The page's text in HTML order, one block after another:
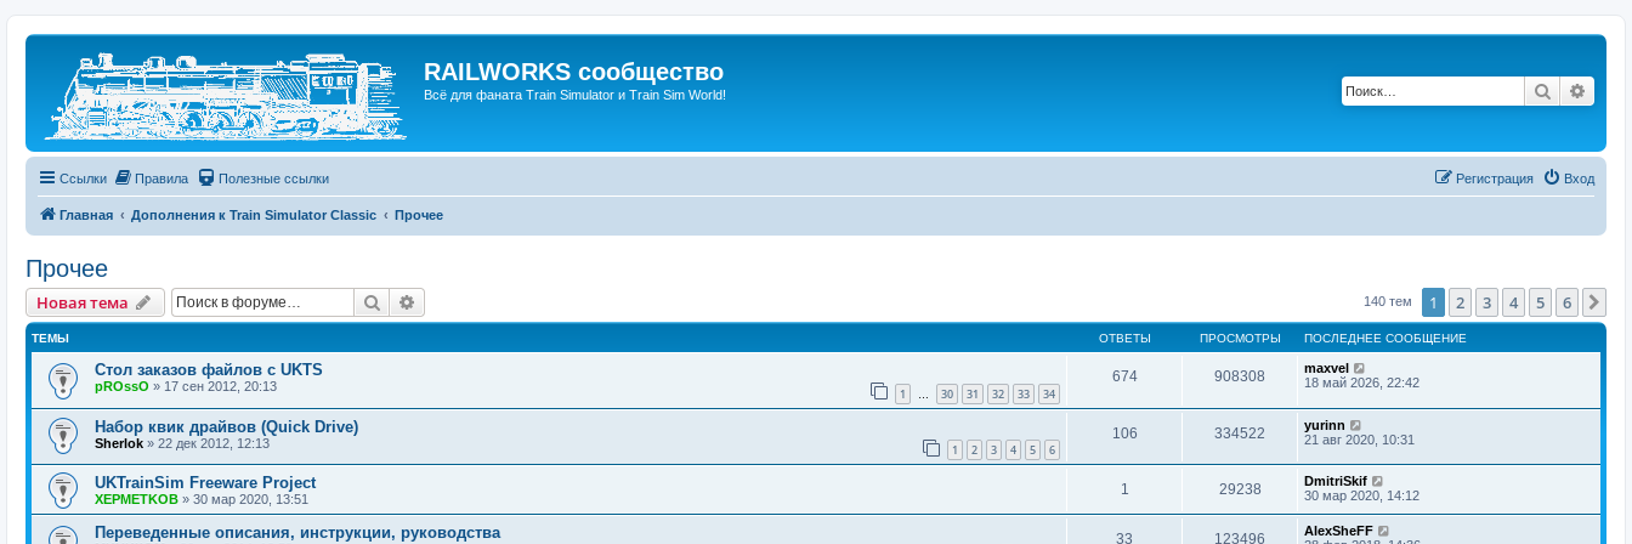
RAILWORKS сообщество
Всё для фаната Train Simulator и Train Sim World! Поиск
Ссылки Правила Полезные ссылки Вход
Регистрация
Главная Дополнения к Train Simulator Classic Прочее
Прочее
Новая тема Поиск 140 тем 1 2 3 4 5 6
ТЕМЫ ОТВЕТЫ ПРОСМОТРЫ ПОСЛЕДНЕЕ СООБЩЕНИЕ
Стол заказов файлов с UKTS
pROssO » 17 сен 2012, 20:13 1 … 30 31 32 33 34
674 908308
maxvel
18 май 2026, 22:42
Набор квик драйвов (Quick Drive)
Sherlok » 22 дек 2012, 12:13 1 2 3 4 5 6
106 334522
yurinn
21 авг 2020, 10:31
UKTrainSim Freeware Project
XEPMETKOB » 30 мар 2020, 13:51
1 29238
DmitriSkif
30 мар 2020, 14:12
Переведенные описания, инструкции, руководства 33 123496
AlexSheFF